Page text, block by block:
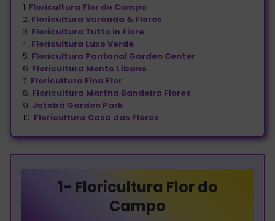
1. Floricultura Flor do Campo
2. Floricultura Varanda & Flores
3. Floricultura Tutto in Fiore
4. Floricultura Luxo Verde
5. Floricultura Pantanal Garden Center
6. Floricultura Monte Líbano
7. Floricultura Fina Flor
8. Floricultura Martha Bandeira Flores
9. Jatobá Garden Park
10. Floricultura Casa das Flores
1- Floricultura Flor do
Campo